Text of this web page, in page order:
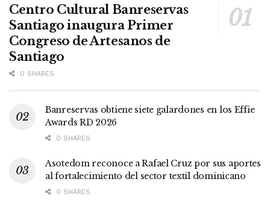
Centro Cultural Banreservas
Santiago inaugura Primer
Congreso de Artesanos de
Santiago
0 SHARES
Banreservas obtiene siete galardones en los Effie
Awards RD 2026
0 SHARES
Asotedom reconoce a Rafael Cruz por sus aportes
al fortalecimiento del sector textil dominicano
0 SHARES